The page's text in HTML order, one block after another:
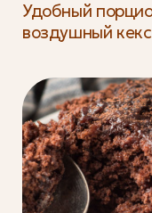
Удобный
воздушный